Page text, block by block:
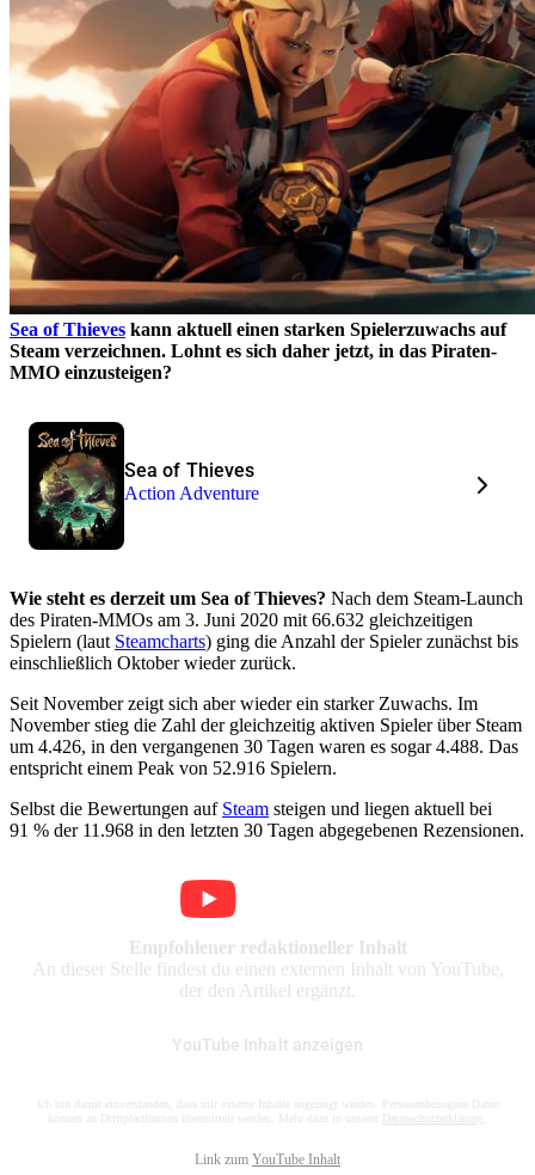
Sea of Thieves kann aktuell einen starken Spielerzuwachs auf
Steam verzeichnen. Lohnt es sich daher jetzt, in das Piraten-
MMO einzusteigen?
Sea of Thieves
Action Adventure
Wie steht es derzeit um Sea of Thieves? Nach dem Steam-Launch
des Piraten-MMOs am 3. Juni 2020 mit 66.632 gleichzeitigen
Spielern (laut Steamcharts) ging die Anzahl der Spieler zunächst bis
einschließlich Oktober wieder zurück.
Seit November zeigt sich aber wieder ein starker Zuwachs. Im
November stieg die Zahl der gleichzeitig aktiven Spieler über Steam
um 4.426, in den vergangenen 30 Tagen waren es sogar 4.488. Das
entspricht einem Peak von 52.916 Spielern.
Selbst die Bewertungen auf Steam steigen und liegen aktuell bei
91 % der 11.968 in den letzten 30 Tagen abgegebenen Rezensionen.
Empfohlener redaktioneller Inhalt
An dieser Stelle findest du einen externen Inhalt von YouTube,
der den Artikel ergänzt.
YouTube Inhalt anzeigen
Ich bin damit einverstanden, dass mir externe Inhalte angezeigt werden. Personenbezogene Daten
können an Drittplattformen übermittelt werden. Mehr dazu in unserer Datenschutzerklärung
Link zum YouTube Inhalt